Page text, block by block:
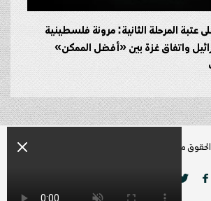
عتبة المرحلة الثانية: مرونة فلسطينية
واتفاق غزة بين «أفضل الممكن»
محفوظة راديو زمن © 2026